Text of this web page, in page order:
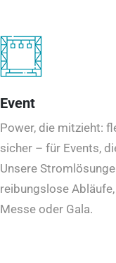
Event
Power, die mitzieht:
sicher – für Events,
Unsere
reibungslose
Messe oder Gala.